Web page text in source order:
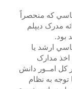
که منحصراً
مدرک ديپلم
بود.
ارشد يا
مدارک
امــور دانش
توجه به نظام